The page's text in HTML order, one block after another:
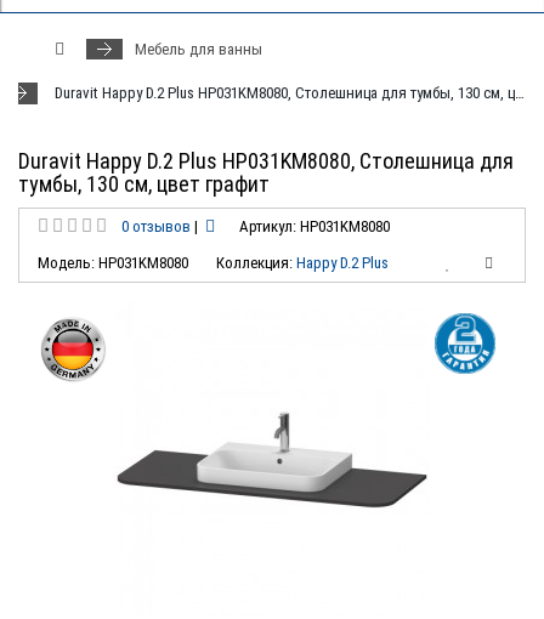
Мебель для ванны
Duravit Happy D.2 Plus HP031KM8080, Столешница для тумбы, 130 см, цвет графит
Duravit Happy D.2 Plus HP031KM8080, Столешница для
тумбы, 130 см, цвет графит
0 отзывов |
Артикул: HP031KM8080
Модель: HP031KM8080
Коллекция: Happy D.2 Plus